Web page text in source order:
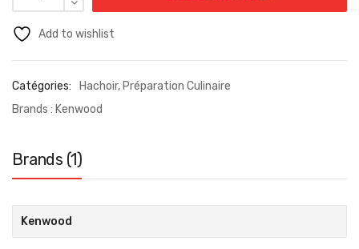
Add to wishlist
Catégories: Hachoir, Préparation Culinaire
Brands : Kenwood
Brands (1)
Kenwood